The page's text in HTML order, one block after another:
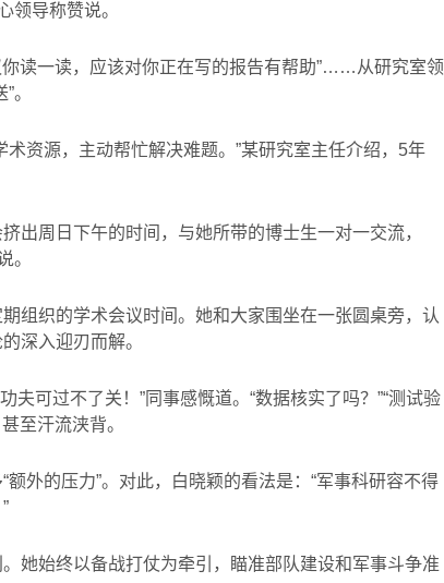
领导称赞说。
你读一读，应该对你正在写的报告有帮助”……从研究室领
。
资源，主动帮忙解决难题。”某研究室主任介绍， 5年
出周日下午的时间，与她所带的博士生一对一交流，
。
组织的学术会议时间。她和大家围坐在一张圆桌旁，认
深入迎刃而解。
夫可过不了关！”同事感慨道。“数据核实了吗？”“测试验
至汗流浃背。
外的压力”。对此，白晓颖的看法是：“军事科研容不得
她始终以备战打仗为牵引，瞄准部队建设和军事斗争准